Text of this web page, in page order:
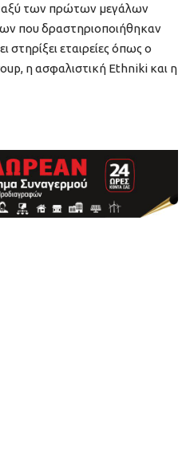
των πρώτων μεγάλων
που δραστηριοποιήθηκαν
στηρίξει εταιρείες όπως ο
η ασφαλιστική Ethniki και η